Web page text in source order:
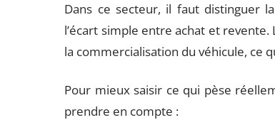
Dans ce secteur, il faut distinguer la
l’écart simple entre achat et revente.
la commercialisation du véhicule, ce
Pour mieux saisir ce qui pèse
prendre en compte :